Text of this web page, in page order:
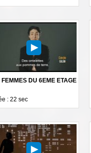
DU 6EME ETAGE
: 22 sec